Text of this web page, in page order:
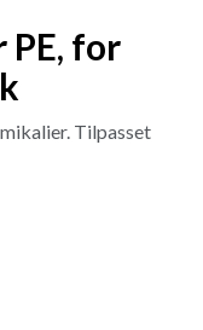
PE, for
Tilpasset